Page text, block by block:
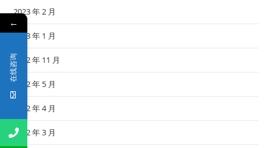
2023 年 2 月
2023 年 1 月
2022 年 11 月
2022 年 5 月
2022 年 4 月
2022 年 3 月
←
在线咨询